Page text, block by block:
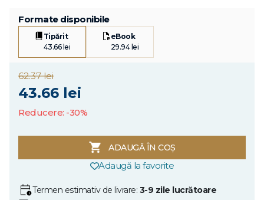
Formate disponibile
Tipărit
43.66 lei
eBook
29.94 lei
62.37 lei
43.66 lei
Reducere: -30%
ADAUGĂ ÎN COȘ
Adaugă la favorite
Termen estimativ de livrare: 3-9 zile lucrătoare